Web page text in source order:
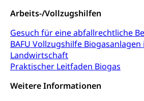
Arbeits-/Vollzugshilfen
Gesuch für eine abfallrechtliche
BAFU Vollzugshilfe
Landwirtschaft
Praktischer Leitfaden Biogas
Weitere Informationen
und Kultur, Kulturgesuche,
Kulturförderung und
Angebote für
Zentralschweizer
Mobilität
Schiene und öffentlicher Verkehr